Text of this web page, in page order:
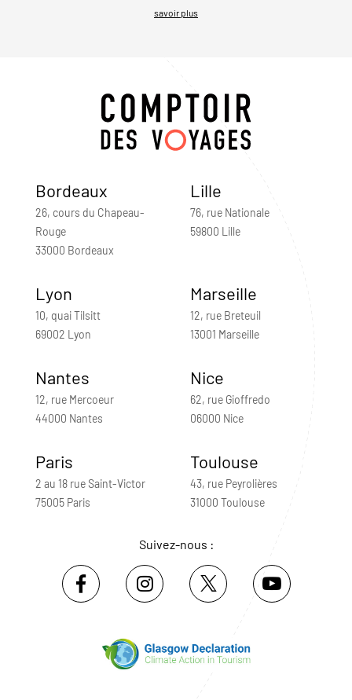
savoir plus
Bordeaux
26, cours du Chapeau-
Rouge
33000 Bordeaux
Lille
76, rue Nationale
59800 Lille
Lyon
10, quai Tilsitt
69002 Lyon
Marseille
12, rue Breteuil
13001 Marseille
Nantes
12, rue Mercoeur
44000 Nantes
Nice
62, rue Gioffredo
06000 Nice
Paris
2 au 18 rue Saint-Victor
75005 Paris
Toulouse
43, rue Peyrolières
31000 Toulouse
Suivez-nous :